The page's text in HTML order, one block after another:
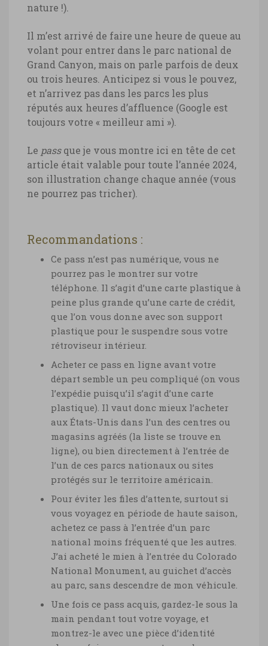
nature !).
Il m’est arrivé de faire une heure de queue au
volant pour entrer dans le parc national de
Grand Canyon, mais on parle parfois de deux
ou trois heures. Anticipez si vous le pouvez,
et n’arrivez pas dans les parcs les plus
réputés aux heures d’affluence (Google est
toujours votre « meilleur ami »).
Le passque je vous montre ici en tête de cet
article était valable pour toute l’année 2024,
son illustration change chaque année (vous
ne pourrez pas tricher).
Recommandations :
Ce pass n’est pas numérique, vous ne
pourrez pas le montrer sur votre
téléphone. Il s’agit d’une carte plastique à
peine plus grande qu’une carte de crédit,
que l’on vous donne avec son support
plastique pour le suspendre sous votre
rétroviseur intérieur.
Acheter ce pass en ligne avant votre
départ semble un peu compliqué (on vous
l’expédie puisqu’il s’agit d’une carte
plastique). Il vaut donc mieux l’acheter
aux États-Unis dans l’un des centres ou
magasins agréés (la liste se trouve en
ligne), ou bien directement à l’entrée de
l’un de ces parcs nationaux ou sites
protégés sur le territoire américain.
Pour éviter les files d’attente, surtout si
vous voyagez en période de haute saison,
achetez ce pass à l’entrée d’un parc
national moins fréquenté que les autres.
J’ai acheté le mien à l’entrée du Colorado
National Monument, au guichet d’accès
au parc, sans descendre de mon véhicule.
Une fois ce pass acquis, gardez-le sous la
main pendant tout votre voyage, et
montrez-le avec une pièce d’identité